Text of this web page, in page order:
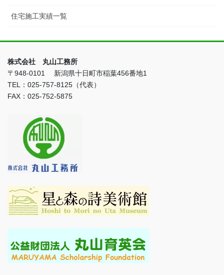
住宅施工実績一覧
株式会社 丸山工務所
〒948-0101 新潟県十日町市稲葉456番地1
TEL：025-757-8125（代表）
FAX：025-752-5875